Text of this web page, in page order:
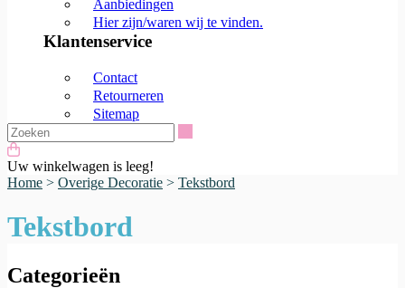
Aanbiedingen
Hier zijn/waren wij te vinden.
Klantenservice
Contact
Retourneren
Sitemap
Uw winkelwagen is leeg!
Home > Overige Decoratie > Tekstbord
Tekstbord
Categorieën